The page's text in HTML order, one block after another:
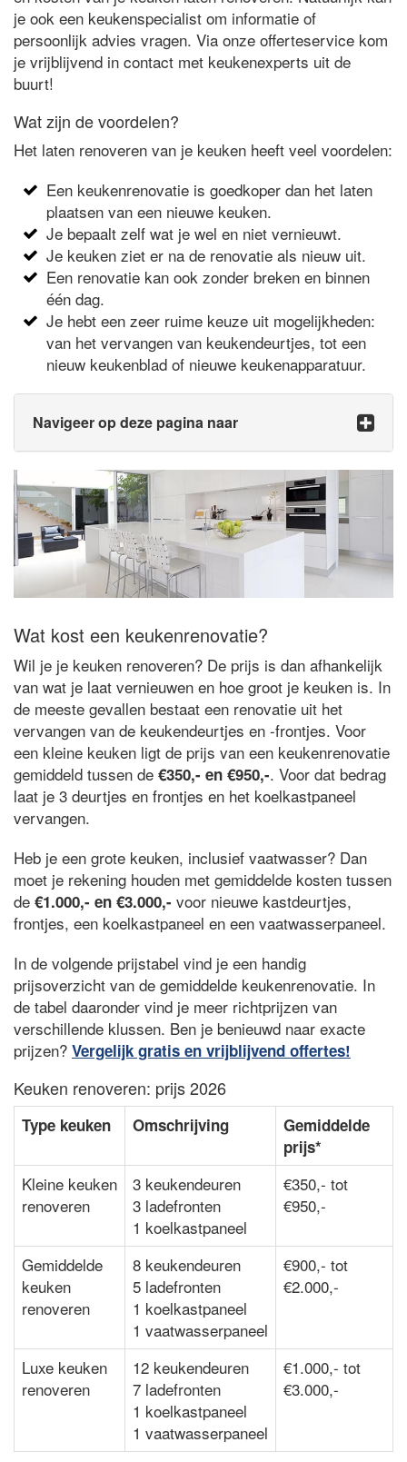
je ook een keukenspecialist om informatie of
persoonlijk advies vragen. Via onze offerteservice kom
je vrijblijvend in contact met keukenexperts uit de
buurt!
Wat zijn de voordelen?
Het laten renoveren van je keuken heeft veel voordelen:
Een keukenrenovatie is goedkoper dan het laten
plaatsen van een nieuwe keuken.
Je bepaalt zelf wat je wel en niet vernieuwt.
Je keuken ziet er na de renovatie als nieuw uit.
Een renovatie kan ook zonder breken en binnen
één dag.
Je hebt een zeer ruime keuze uit mogelijkheden:
van het vervangen van keukendeurtjes, tot een
nieuw keukenblad of nieuwe keukenapparatuur.
Navigeer op deze pagina naar
Wat kost een keukenrenovatie?
Wil je je keuken renoveren? De prijs is dan afhankelijk
van wat je laat vernieuwen en hoe groot je keuken is. In
de meeste gevallen bestaat een renovatie uit het
vervangen van de keukendeurtjes en -frontjes. Voor
een kleine keuken ligt de prijs van een keukenrenovatie
gemiddeld tussen de €350,- en €950,-. Voor dat bedrag
laat je 3 deurtjes en frontjes en het koelkastpaneel
vervangen.
Heb je een grote keuken, inclusief vaatwasser? Dan
moet je rekening houden met gemiddelde kosten tussen
de €1.000,- en €3.000,- voor nieuwe kastdeurtjes,
frontjes, een koelkastpaneel en een vaatwasserpaneel.
In de volgende prijstabel vind je een handig
prijsoverzicht van de gemiddelde keukenrenovatie. In
de tabel daaronder vind je meer richtprijzen van
verschillende klussen. Ben je benieuwd naar exacte
prijzen? Vergelijk gratis en vrijblijvend offertes!
Keuken renoveren: prijs 2026
Type keuken Omschrijving
Gemiddelde
prijs*
Kleine keuken
renoveren
3 keukendeuren
3 ladefronten
1 koelkastpaneel
€350,- tot
€950,-
Gemiddelde
keuken
renoveren
8 keukendeuren
5 ladefronten
1 koelkastpaneel
1 vaatwasserpaneel
€900,- tot
€2.000,-
Luxe keuken
renoveren
12 keukendeuren
7 ladefronten
1 koelkastpaneel
1 vaatwasserpaneel
€1.000,- tot
€3.000,-